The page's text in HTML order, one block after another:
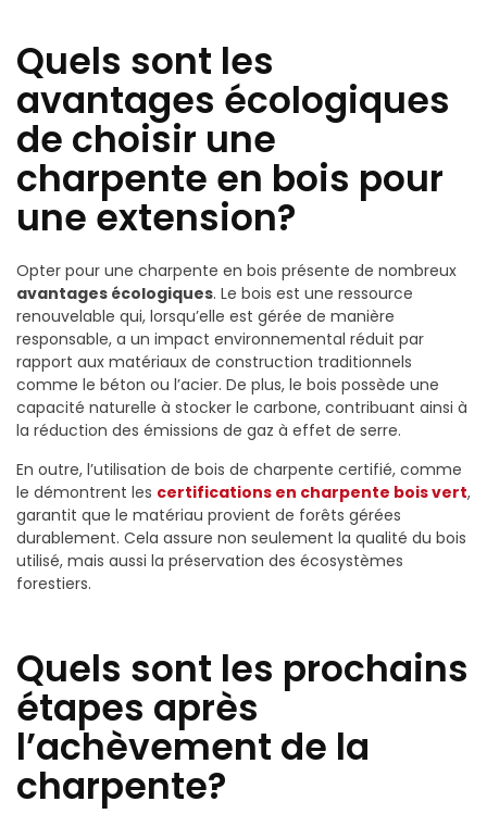
Quels sont les
avantages écologiques
de choisir une
charpente en bois pour
une extension?
Opter pour une charpente en bois présente de nombreux
avantages écologiques. Le bois est une ressource
renouvelable qui, lorsqu’elle est gérée de manière
responsable, a un impact environnemental réduit par
rapport aux matériaux de construction traditionnels
comme le béton ou l’acier. De plus, le bois possède une
capacité naturelle à stocker le carbone, contribuant ainsi à
la réduction des émissions de gaz à effet de serre.
En outre, l’utilisation de bois de charpente certifié, comme
le démontrent les certifications en charpente bois vert,
garantit que le matériau provient de forêts gérées
durablement. Cela assure non seulement la qualité du bois
utilisé, mais aussi la préservation des écosystèmes
forestiers.
Quels sont les prochains
étapes après
l’achèvement de la
charpente?